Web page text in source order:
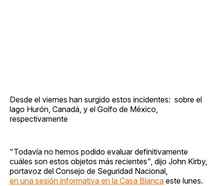
Desde el viernes han surgido estos incidentes: sobre el
lago Hurón, Canadá, y el Golfo de México,
respectivamente
"Todavía no hemos podido evaluar definitivamente
cuáles son estos objetos más recientes", dijo John Kirby,
portavoz del Consejo de Seguridad Nacional,
en una sesión informativa en la Casa Blanca este lunes.